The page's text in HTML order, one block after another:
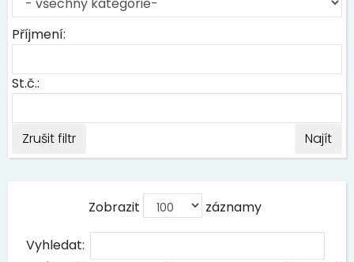
Příjmení:
St.č.:
Zrušit filtr Najít
Zobrazit záznamy
Vyhledat: